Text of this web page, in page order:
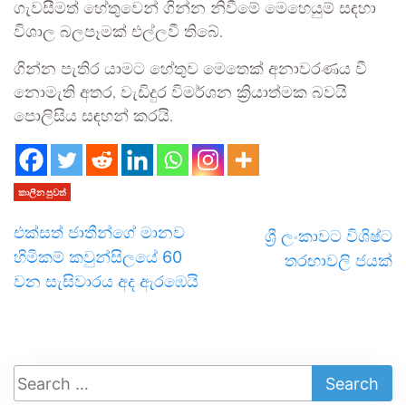
ගැවසීමත් හේතුවෙන් ගින්න නිවීමේ මෙහෙයුම් සඳහා
විශාල බලපෑමක් එල්ලවී තිබේ.
ගින්න පැතිර යාමට හේතුව මෙතෙක් අනාවරණය වී
නොමැති අතර, වැඩිදුර විමර්ශන ක්‍රියාත්මක බවයි
පොලිසිය සඳහන් කරයි.
කාලීන පුවත්
එක්සත් ජාතීන්ගේ මානව
හිමිකම් කවුන්සිලයේ 60
වන සැසිවාරය අද ඇරඹෙයි
ශ්‍රී ලංකාවට විශිෂ්ට
තරඟාවලි ජයක්